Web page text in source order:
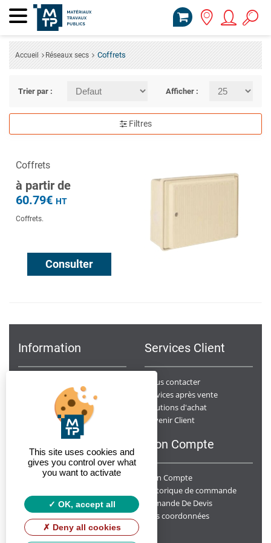
Accueil Réseaux secs Coffrets
Trier par : Afficher :
Filtres
Coffrets
à partir de
60.79€ HT
Coffrets.
Consulter
Information
Points de ventes
Données Personnelles
Services Client
Nous contacter
Services après vente
Solutions d'achat
Devenir Client
Y a t-il un suivi des chantiers ?
Quelle est la disponibilité de vos produits ?
Mon Compte
Mon Compte
Historique de commande
Demande De Devis
Mes coordonnées
This site uses cookies and
gives you control over what
you want to activate
OK, accept all
Deny all cookies